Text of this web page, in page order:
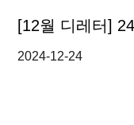
2024-12-24